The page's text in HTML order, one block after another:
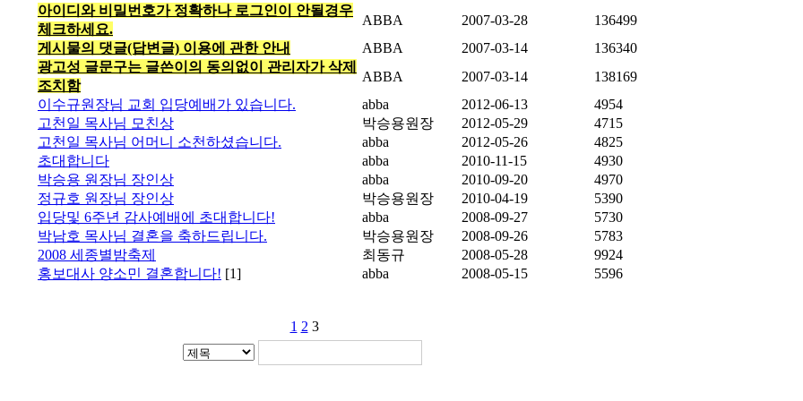
아이디와 비밀번호가 정확하나 로그인이 안될경우
체크하세요.
ABBA 2007-03-28
136499
게시물의 댓글(답변글) 이용에 관한 안내
ABBA 2007-03-14
136340
광고성 글문구는 글쓴이의 동의없이 관리자가 삭제
조치함
ABBA 2007-03-14
138169
이수규원장님 교회 입당예배가 있습니다.
abba 2012-06-13
4954
고천일 목사님 모친상
박승용원장 2012-05-29
4715
고천일 목사님 어머니 소천하셨습니다.
abba 2012-05-26
4825
초대합니다
abba 2010-11-15
4930
박승용 원장님 장인상
abba 2010-09-20
4970
정규호 원장님 장인상
박승용원장 2010-04-19
5390
입당및 6주년 감사예배에 초대합니다!
abba 2008-09-27
5730
박남호 목사님 결혼을 축하드립니다.
박승용원장 2008-09-26
5783
2008 세종별밤축제
최동규 2008-05-28
9924
홍보대사 양소민 결혼합니다! [1] abba 2008-05-15 5596
1 2 3